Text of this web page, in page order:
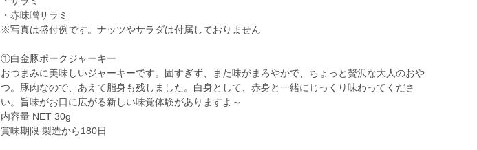
・赤味噌サラミ
※写真は盛付例です。ナッツやサラダは付属しておりません
①白金豚ポークジャーキー
おつまみに美味しいジャーキーです。固すぎず、また味がまろやかで、ちょっと贅沢な大人のおや
つ。豚肉なので、あえて脂身も残しました。白身として、赤身と一緒にじっくり味わってくださ
い。旨味がお口に広がる新しい味覚体験がありますよ～
内容量 NET 30g
賞味期限 製造から180日